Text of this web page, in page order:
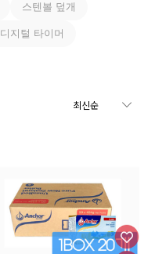
스텐볼 덮개
디지털 타이머